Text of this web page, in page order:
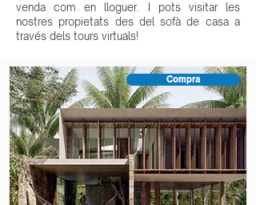
venda com en lloguer. I pots visitar les
nostres propietats des del sofà de casa a
través dels tours virtuals!
Compra